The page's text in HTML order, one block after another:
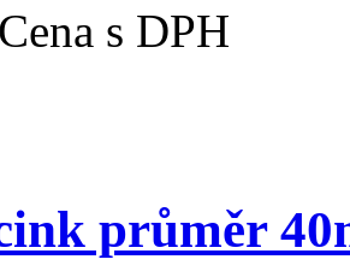
Cena s DPH
průměr